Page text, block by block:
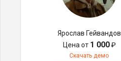
Ярослав Гейвандов
Цена от 1 000₽
Скачать демо